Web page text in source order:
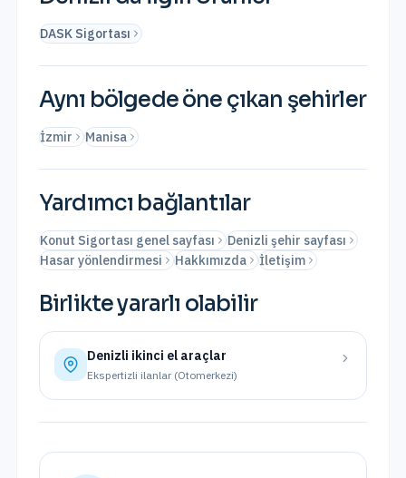
DASK Sigortası
Aynı bölgede öne çıkan şehirler
İzmir Manisa
Yardımcı bağlantılar
Konut Sigortası genel sayfası
Denizli şehir sayfası
Hasar yönlendirmesi
Hakkımızda İletişim
Birlikte yararlı olabilir
Denizli ikinci el araçlar
Ekspertizli ilanlar (Otomerkezi)